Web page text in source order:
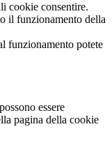
cookie consentire.
il funzionamento della
funzionamento potete
essere
pagina della cookie